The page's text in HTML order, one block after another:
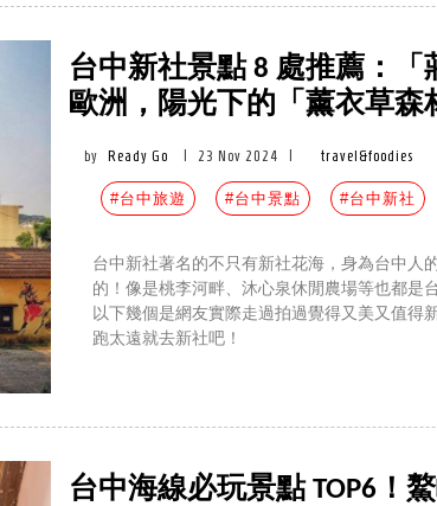
台中新社景點 8 處推薦：
歐洲，陽光下的「薰衣草森
by Ready Go 23 Nov 2024 travel&foodies
#台中旅遊 #台中景點 #台中新社
台中新社著名的不只有新社花海，身為台中人
的！像是桃李河畔、沐心泉休閒農場等也都是
以下幾個是網友實際走過拍過覺得又美又值得
跑太遠就去新社吧！
台中海線必玩景點 TOP6！